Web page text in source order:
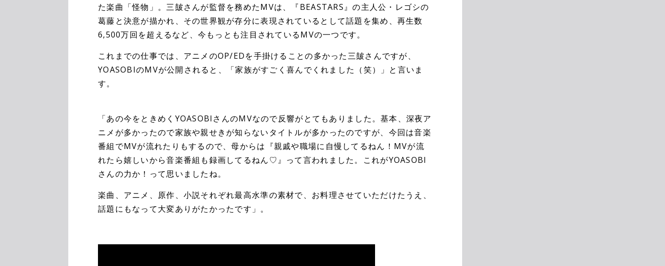
た楽曲「怪物」。三皷さんが監督を務めたMVは、『BEASTARS』の主人公・レゴシの
葛藤と決意が描かれ、その世界観が存分に表現されているとして話題を集め、再生数
6,500万回を超えるなど、今もっとも注目されているMVの一つです。
これまでの仕事では、アニメのOP/EDを手掛けることの多かった三皷さんですが、
YOASOBIのMVが公開されると、「家族がすごく喜んでくれました（笑）」と言いま
す。
「あの今をときめくYOASOBIさんのMVなので反響がとてもありました。基本、深夜ア
ニメが多かったので家族や親せきが知らないタイトルが多かったのですが、今回は音楽
番組でMVが流れたりもするので、母からは『親戚や職場に自慢してるねん！MVが流
れたら嬉しいから音楽番組も録画してるねん♡』って言われました。これがYOASOBI
さんの力か！って思いましたね。
楽曲、アニメ、原作、小説それぞれ最高水準の素材で、お料理させていただけたうえ、
話題にもなって大変ありがたかったです」。